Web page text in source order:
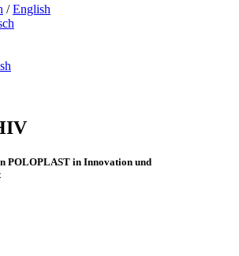
/English
POLOPLAST in Innovation und